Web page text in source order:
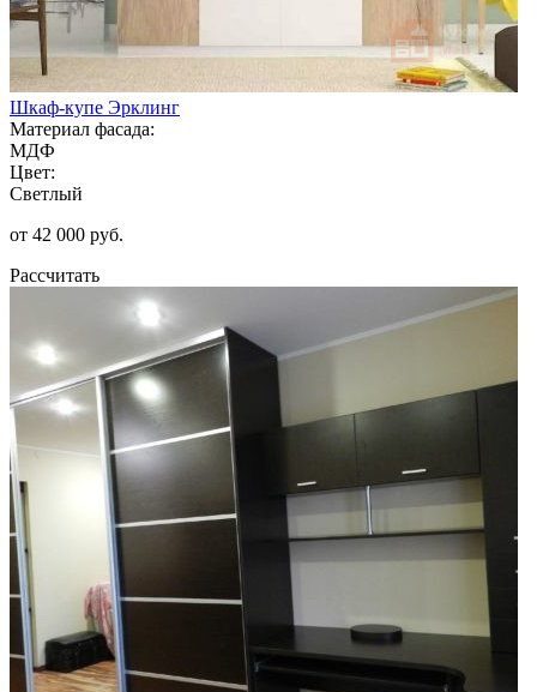
Шкаф-купе Эрклинг
Материал фасада:
МДФ
Цвет:
Светлый
от 42 000 руб.
Рассчитать